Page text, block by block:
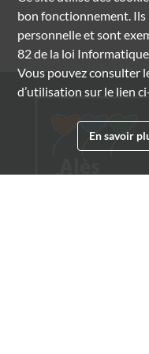
bon fonctionnement.
personnelle et sont
82 de la loi
Vous pouvez consulter
d’utilisation sur le lien
En savoir